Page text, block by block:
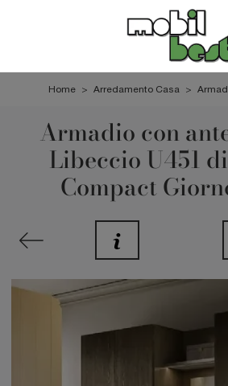
Home > Arredamento Casa >
Armadio con
Libeccio U451
Compact